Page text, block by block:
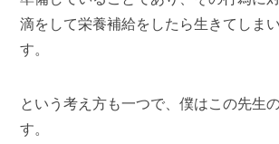
滴をして栄養補給をしたら生きてしま
す。
という考え方も一つで、僕はこの先生
す。